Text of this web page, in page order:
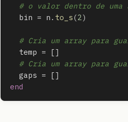
# o valor dentro de uma
bin = n . to_s(2 )
# Cria um array para
temp =
[]
# Cria um array para
gaps =
[]
end